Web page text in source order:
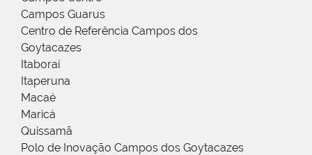
Campos Guarus
Centro de Referência Campos dos
Goytacazes
Itaboraí
Itaperuna
Macaé
Maricá
Quissamã
Polo de Inovação Campos dos Goytacazes